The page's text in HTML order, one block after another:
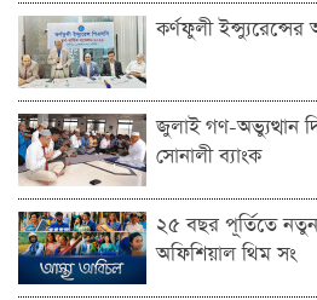
কর্ণফুলী ইন্স্যুরেন্সের
জুলাই গণ-অভ্যুত্থান
সোনালী ব্যাংক
২৫ বছর পূর্তিতে নতুন
অফিশিয়াল থিম সং